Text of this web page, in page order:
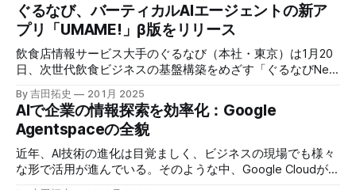
ぐるなび、バーティカルAIエージェントの新ア
プリ「UMAME!」β版をリリース
飲食店情報サービス大手のぐるなび（本社・東京）は1月20
日、次世代飲食ビジネスの基盤構築をめざす「ぐるなびNext
プロジェクト」の初成果として、新たな飲食店探索アプリ
「UMAME!（うまみー！）」のβ版を公開した。
By 吉田拓史 20 1月 2025
AIで企業の情報探索を効率化：Google
Agentspaceの全貌
近年、AI技術の進化は目覚ましく、ビジネスの現場でも様々
な形で活用が進んでいる。そのような中、Google Cloudが新
たに発表したGoogle Agentspaceは、いま注目を集めるAIエ